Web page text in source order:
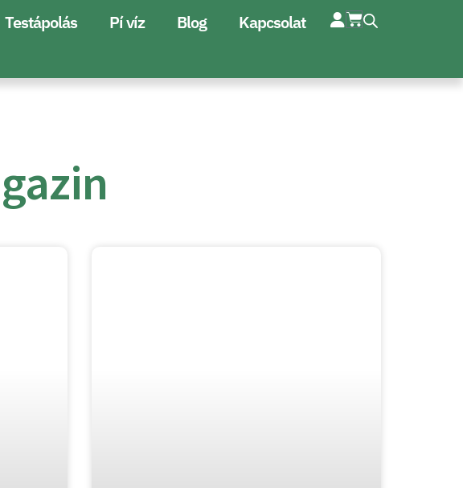
Testápolás Pí víz Blog Kapcsolat